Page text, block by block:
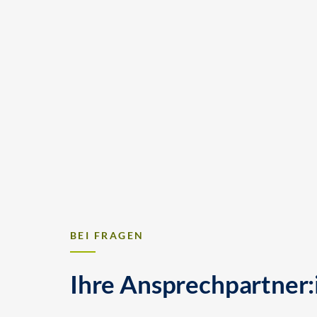
BEI FRAGEN
Ihre